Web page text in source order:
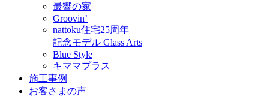
最響の家
Groovin’
nattoku住宅25周年
記念モデル Glass Arts
Blue Style
キママプラス
施工事例
お客さまの声